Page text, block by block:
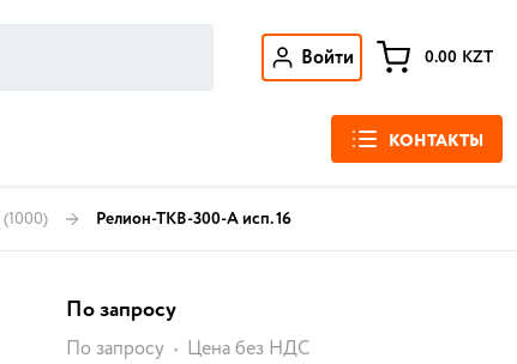
Войти 0.00 KZT
КОНТАКТЫ
(1000) Релион-ТКВ-300-А исп. 16
По запросу
По запросу Цена без НДС